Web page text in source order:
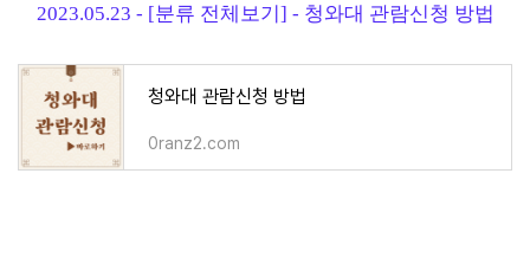
2023.05.23 - [분류 전체보기] - 청와대 관람신청 방법
청와대 관람신청 방법
0ranz2.com